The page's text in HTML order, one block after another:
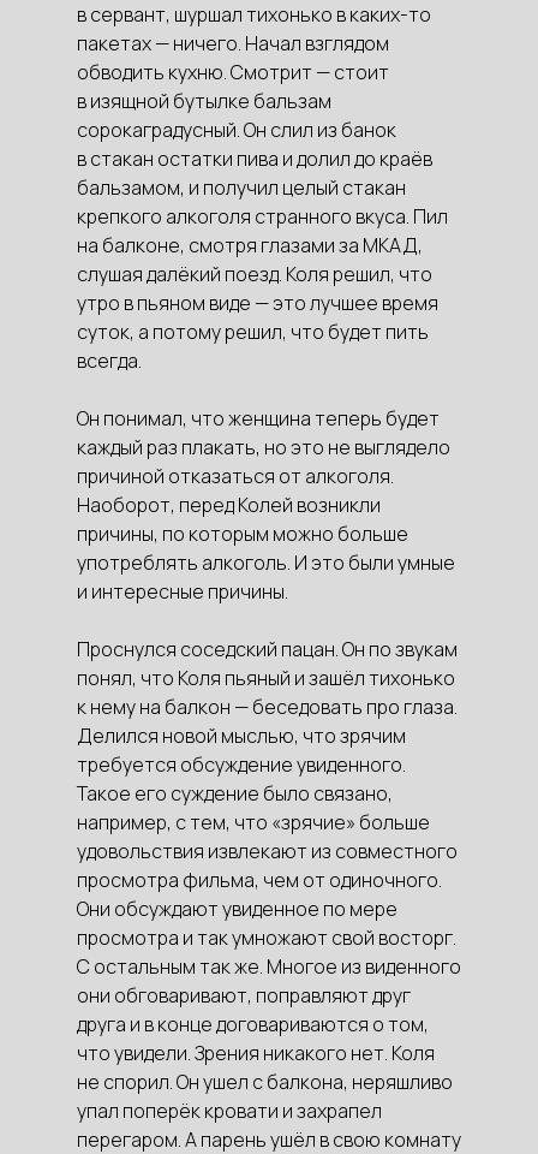
в сервант, шуршал тихонько в каких-то
пакетах — ничего. Начал взглядом
обводить кухню. Смотрит — стоит
в изящной бутылке бальзам
сорокаградусный. Он слил из банок
в стакан остатки пива и долил до краёв
бальзамом, и получил целый стакан
крепкого алкоголя странного вкуса. Пил
на балконе, смотря глазами за МКАД,
слушая далёкий поезд. Коля решил, что
утро в пьяном виде — это лучшее время
суток, а потому решил, что будет пить
всегда.
Он понимал, что женщина теперь будет
каждый раз плакать, но это не выглядело
причиной отказаться от алкоголя.
Наоборот, перед Колей возникли
причины, по которым можно больше
употреблять алкоголь. И это были умные
и интересные причины.
Проснулся соседский пацан. Он по звукам
понял, что Коля пьяный и зашёл тихонько
к нему на балкон — беседовать про глаза.
Делился новой мыслью, что зрячим
требуется обсуждение увиденного.
Такое его суждение было связано,
например, с тем, что «зрячие» больше
удовольствия извлекают из совместного
просмотра фильма, чем от одиночного.
Они обсуждают увиденное по мере
просмотра и так умножают свой восторг.
С остальным так же. Многое из виденного
они обговаривают, поправляют друг
друга и в конце договариваются о том,
что увидели. Зрения никакого нет. Коля
не спорил. Он ушел с балкона, неряшливо
упал поперёк кровати и захрапел
перегаром. А парень ушёл в свою комнату